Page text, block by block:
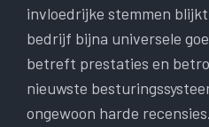
invloedrijke stemmen
bedrijf bijna universele
betreft prestaties en
nieuwste
ongewoon harde